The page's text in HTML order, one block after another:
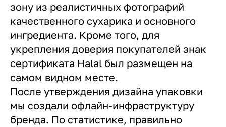
зону из реалистичных фотографий
качественного сухарика и основного
ингредиента. Кроме того, для
укрепления доверия покупателей знак
сертификата Halal был размещен на
самом видном месте.
После утверждения дизайна упаковки
мы создали офлайн-инфраструктуру
бренда. По статистике, правильно